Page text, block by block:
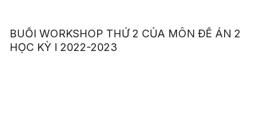
BUỔI WORKSHOP THỨ 2 CỦA MÔN ĐỀ ÁN 2
HỌC KỲ I 2022-2023